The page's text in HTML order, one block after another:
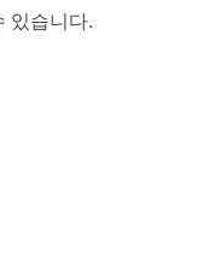
있습니다.